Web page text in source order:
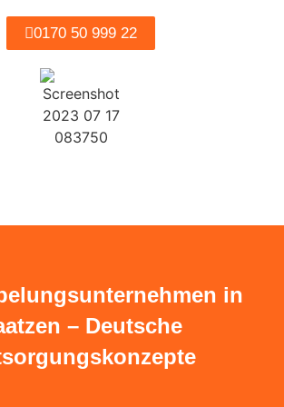
0170 50 999 22
in
– Deutsche